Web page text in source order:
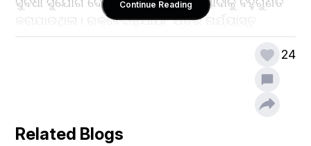
କରାଯାଉଥିଲା। ଋକ୍‌‌ବେଦାନୁଯାୟୀ ‘ଯତ୍ର ନାର୍ଯ୍ୟାସ୍ତୁ
ନାରୀମାନଙ୍କୁ ପୂଜା କରାଯାଏ, ସେଠି ଦେବତାମାନେ ବିଚରଣ
କରନ୍ତି। ସର୍ବୋପରି ଭାରତୀୟ ନଦୀ ଯଥା ଗଙ୍ଗା, ଯମୁନା,
ଦିଆଯାଇଛି।
Continue Reading
24
Related Blogs